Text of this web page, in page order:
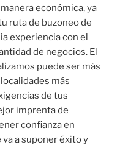
económica, ya
ruta de buzoneo de
experiencia con el
de negocios. El
puede ser más
más
de tus
imprenta de
confianza en
a suponer éxito y